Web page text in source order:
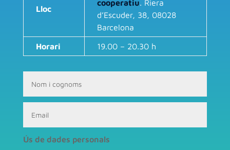
Lloc
cooperatiu . Riera
d’Escuder, 38, 08028
Barcelona
Horari 19.00 – 20.30 h
Ús de dades personals